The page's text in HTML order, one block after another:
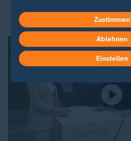
US-Präsident Donald Trump über
Zustimmen
Ablehnen
Einstellen